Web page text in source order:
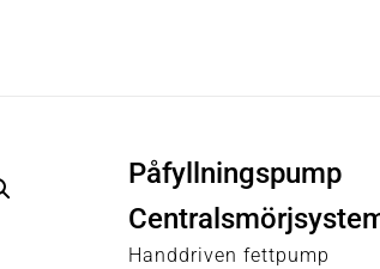
Påfyllningspump
Handdriven fettpump